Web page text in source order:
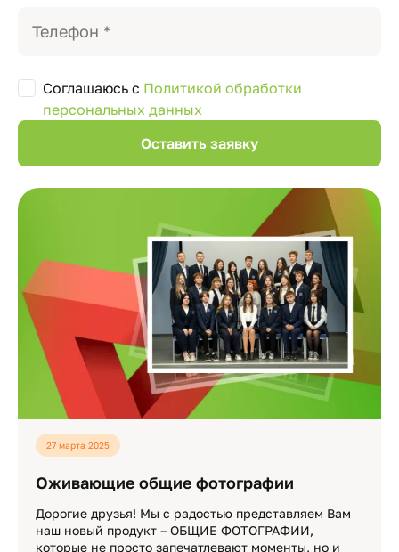
Соглашаюсь с Политикой обработки
персональных данных
27 марта 2025
Оживающие общие фотографии
Дорогие друзья! Мы с радостью представляем Вам
наш новый продукт – ОБЩИЕ ФОТОГРАФИИ,
которые не просто запечатлевают моменты, но и